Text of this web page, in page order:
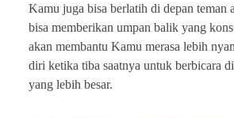
Kamu juga bisa berlatih di depan teman
bisa memberikan umpan balik yang
akan membantu Kamu merasa lebih
diri ketika tiba saatnya untuk berbicara
yang lebih besar.